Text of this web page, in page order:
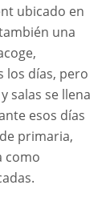
ubicado en
una
los días, pero
salas se llena
esos días
primaria,
como